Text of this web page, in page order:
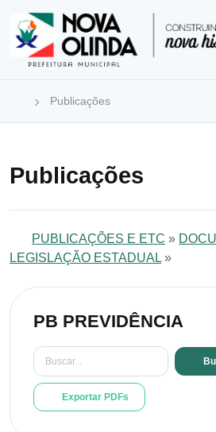
Publicações
Publicações
PUBLICAÇÕES E ETC »
LEGISLAÇÃO ESTADUAL »
PB PREVIDÊNCIA
Exportar PDFs